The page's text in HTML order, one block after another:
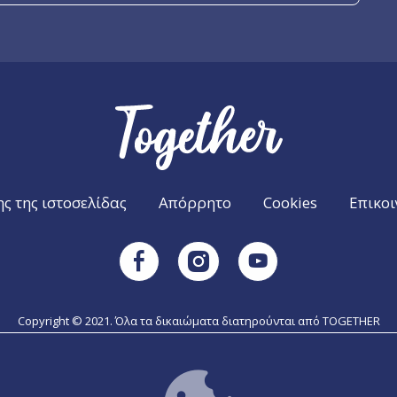
της ιστοσελίδας Απόρρητο Cookies
Facebook InstagramYoutube
Copyright © 2021. Όλα τα δικαιώματα διατηρούνται από TOGETHER
Επιτροπής για την παραγωγή αυτής της έκδοσης δεν συνιστά
των συγγραφέων και η Επιτροπή δεν μπορεί να θεωρηθεί